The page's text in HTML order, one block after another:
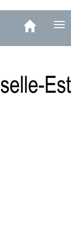
Toggle
navigation